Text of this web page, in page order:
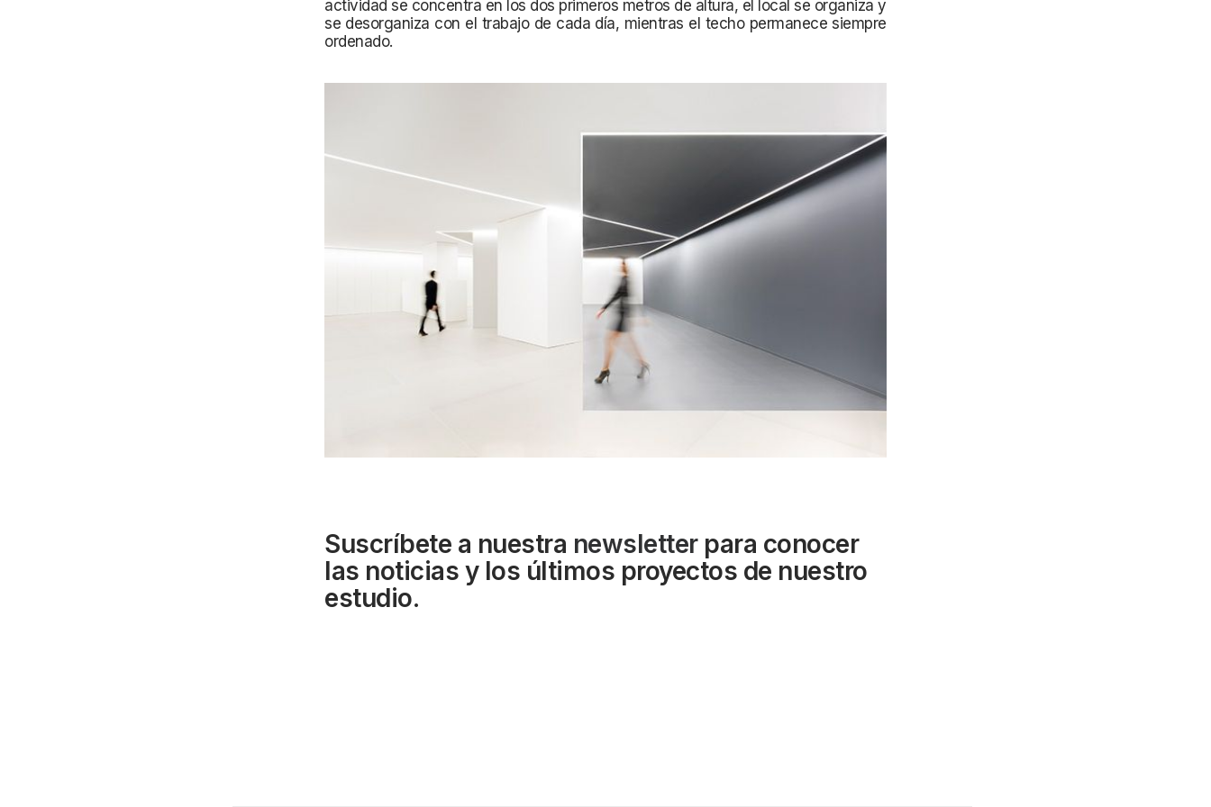
actividad se concentra en los dos primeros metros de altura, el local se organiza y
se desorganiza con el trabajo de cada día, mientras el techo permanece siempre
ordenado.
Suscríbete a nuestra newsletterpara conocer
las noticias y los últimos proyectos de nuestro
estudio.